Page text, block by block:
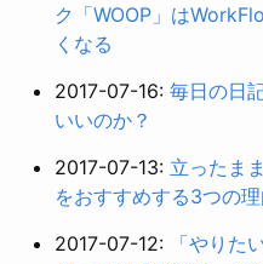
ク「WOOP」は
くなる
2017-07-16: 毎日の日
いいのか？
2017-07-13: 立ったま
をおすすめする3つの
2017-07-12:
「やりた